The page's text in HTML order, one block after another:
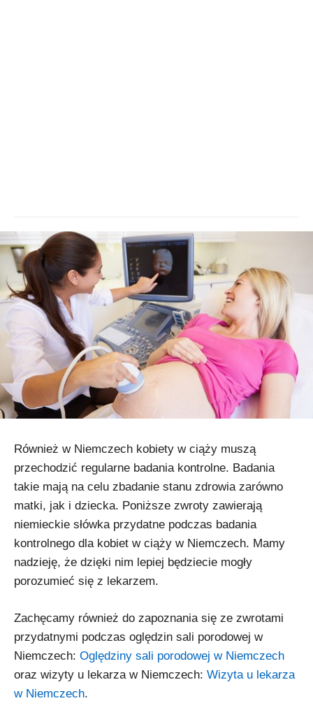
Również w Niemczech kobiety w ciąży muszą
przechodzić regularne badania kontrolne. Badania
takie mają na celu zbadanie stanu zdrowia zarówno
matki, jak i dziecka. Poniższe zwroty zawierają
niemieckie słówka przydatne podczas badania
kontrolnego dla kobiet w ciąży w Niemczech. Mamy
nadzieję, że dzięki nim lepiej będziecie mogły
porozumieć się z lekarzem.
Zachęcamy również do zapoznania się ze zwrotami
przydatnymi podczas oględzin sali porodowej w
Niemczech: Oględziny sali porodowej w Niemczech
oraz wizyty u lekarza w Niemczech: Wizyta u lekarza
w Niemczech.